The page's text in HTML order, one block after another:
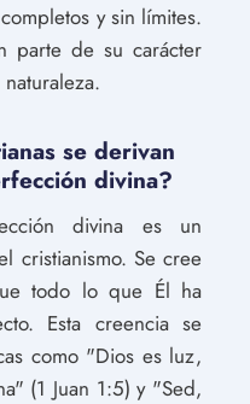
y sin límites.
parte de su carácter
se derivan
divina?
divina es un
cristianismo. Se cree
todo lo que Él ha
Esta creencia se
como "Dios es luz,
(1 Juan 1:5) y "Sed,